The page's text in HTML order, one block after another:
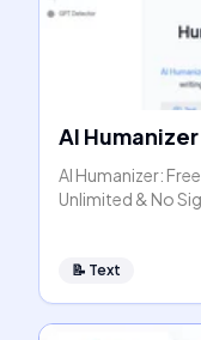
AI Humanizer
AI Humanizer:
Unlimited & No
📝 Text